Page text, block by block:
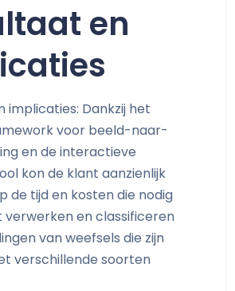
en
implicaties: Dankzij het
voor beeld-naar-
en de interactieve
kon de klant aanzienlijk
de tijd en kosten die nodig
verwerken en classificeren
van weefsels die zijn
verschillende soorten